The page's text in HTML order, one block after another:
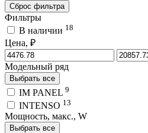
Сброс фильтра
Фильтры
В наличии 18
Цена, ₽
Модельный ряд
Выбрать все
IM PANEL 9
INTENSO 13
Мощность, макс., W
Выбрать все